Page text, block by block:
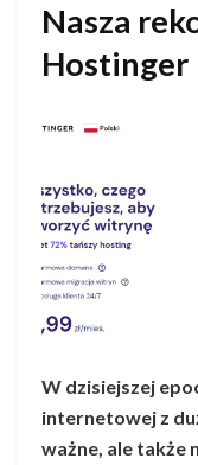
Nasza
Hostinger
W dzisiejszej
internetowej z
ważne, ale także